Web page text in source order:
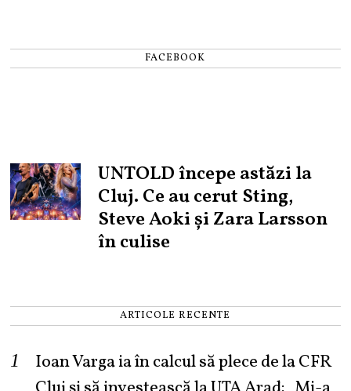
FACEBOOK
UNTOLD începe astăzi la
Cluj. Ce au cerut Sting,
Steve Aoki și Zara Larsson
în culise
ARTICOLE RECENTE
Ioan Varga ia în calcul să plece de la CFR